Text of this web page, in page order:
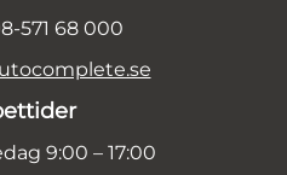
571 68 000
9:00 – 17:00